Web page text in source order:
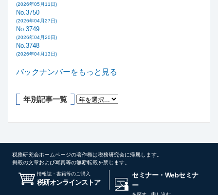
(2026年05月11日)
No.3750
(2026年04月27日)
No.3749
(2026年04月20日)
No.3748
(2026年04月13日)
バックナンバーをもっと見る
年別記事一覧
税務研究会ホームページの著作権は税務研究会に帰属します。
掲載の文章および写真等の無断転載を禁じます。
情報誌・書籍等のご購入
税研オンラインストア
セミナー・Webセミナ
ー